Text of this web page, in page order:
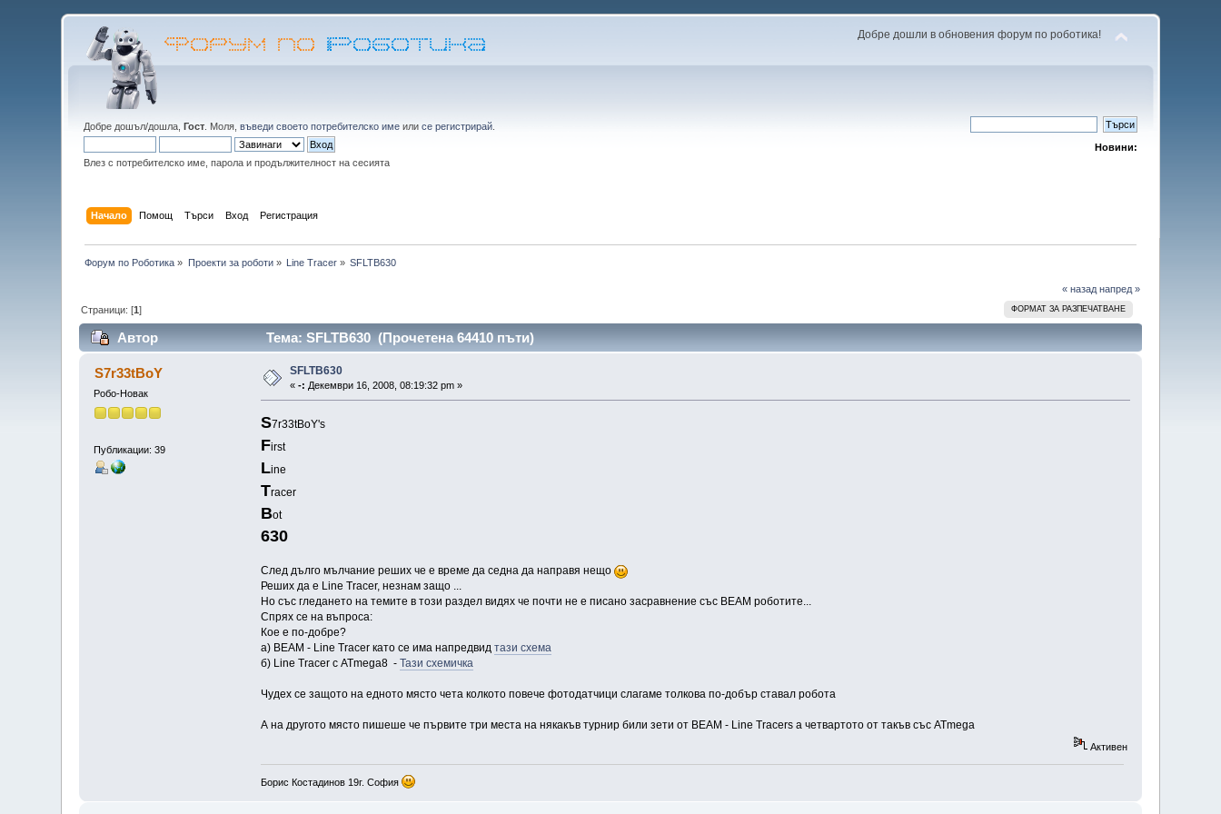
Добре дошли в обновения форум по роботика!
Добре дошъл/дошла,Гост . Моля,въведи своето потребителско име илисе регистрирай
Влез с потребителско име, парола и продължителност на сесията
Новини:
Начало Помощ Търси Вход Регистрация
Форум по Роботика » Проекти за роботи» Line Tracer » SFLTB630
« назад напред »
ФОРМАТ ЗА РАЗПЕЧАТВАНЕ
Страници: [1]
Автор Тема: SFLTB630 (Прочетена 64410 пъти)
S7r33tBoY
Робо-Новак
Публикации: 39
SFLTB630
«-: Декември 16, 2008, 08:19:32 pm »
S7r33tBoY's
First
Line
Tracer
Bot
630
След дълго мълчание реших че е време да седна да направя нещо
Реших да е Line Tracer, незнам защо ...
Но със гледането на темите в този раздел видях че почти не е писано засравнение със BEAM роботите...
Спрях се на въпроса:
Кое е по-добре?
а) BEAM - Line Tracer като се има напредвид тази схема
б) Line Tracer с ATmega8 - Тази схемичка
Чудех се защото на едното място чета колкото повече фотодатчици слагаме толкова по-добър ставал робота
А на другото място пишеше че първите три места на някакъв турнир били зети от BEAM - Line Tracers а четвартото от такъв със ATmega
Активен
Борис Костадинов 19г. София